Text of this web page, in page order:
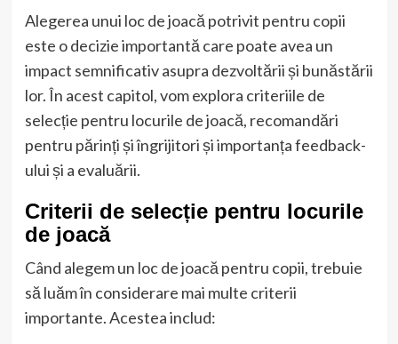
Alegerea unui loc de joacă potrivit pentru copii
este o decizie importantă care poate avea un
impact semnificativ asupra dezvoltării și bunăstării
lor. În acest capitol, vom explora criteriile de
selecție pentru locurile de joacă, recomandări
pentru părinți și îngrijitori și importanța feedback-
ului și a evaluării.
Criterii de selecție pentru locurile
de joacă
Când alegem un loc de joacă pentru copii, trebuie
să luăm în considerare mai multe criterii
importante. Acestea includ: